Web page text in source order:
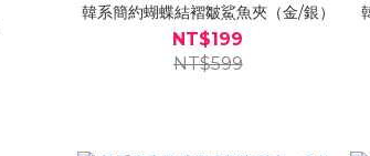
韓系簡約蝴蝶結褶皺鯊魚夾（金/銀）
NT$199
NT$599